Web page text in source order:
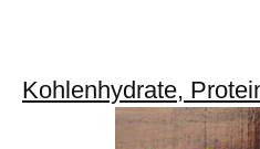
Kohlenhydrate,